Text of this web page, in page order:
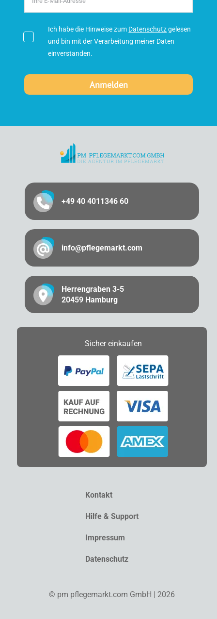
Ich habe die Hinweise zum Datenschutzgelesen
und bin mit der Verarbeitung meiner Daten
einverstanden.
+49 40 4011346 60
info@pflegemarkt.com
Herrengraben 3-5
20459 Hamburg
Sichereinkaufen
Kontakt
Hilfe & Support
Impressum
Datenschutz
© pm pflegemarkt.com GmbH | 2026